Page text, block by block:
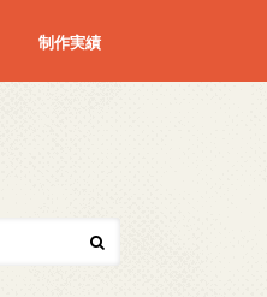
制作実績